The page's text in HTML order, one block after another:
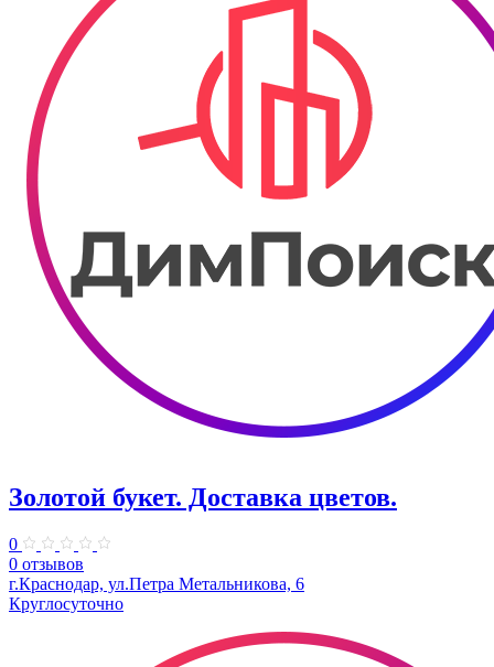
Золотой букет. Доставка цветов.
0
0 отзывов
г.Краснодар, ул.Петра Метальникова, 6
Круглосуточно